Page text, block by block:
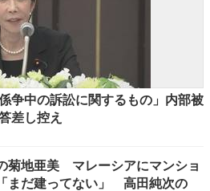
争中の訴訟に関するもの」内部被
差し控え
菊地亜美 マレーシアにマンショ
まだ建ってない」 高田純次の